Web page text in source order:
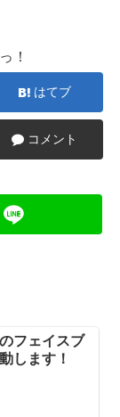
！
はてブ
コメント
フェイスブ
します！